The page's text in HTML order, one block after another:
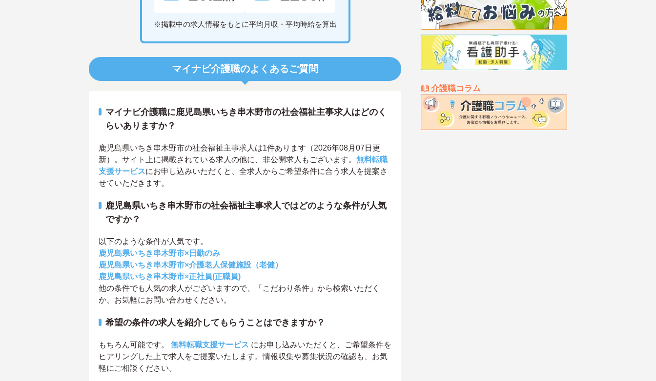
介護職コラム
※掲載中の求人情報をもとに平均月収・平均時給を算出
マイナビ介護職のよくあるご質問
マイナビ介護職に鹿児島県いちき串木野市の社会福祉主事求人はどのく
らいありますか？
鹿児島県いちき串木野市の社会福祉主事求人は1件あります（2026年08月07日更
新）。サイト上に掲載されている求人の他に、非公開求人もございます。 無料転職
支援サービスにお申し込みいただくと、全求人からご希望条件に合う求人を提案さ
せていただきます。
鹿児島県いちき串木野市の社会福祉主事求人ではどのような条件が人気
ですか？
以下のような条件が人気です。
鹿児島県いちき串木野市×日勤のみ
鹿児島県いちき串木野市×介護老人保健施設（老健）
鹿児島県いちき串木野市×正社員(正職員)
他の条件でも人気の求人がございますので、「こだわり条件」から検索いただく
か、お気軽にお問い合わせください。
希望の条件の求人を紹介してもらうことはできますか？
もちろん可能です。 無料転職支援サービス にお申し込みいただくと、ご希望条件を
ヒアリングした上で求人をご提案いたします。情報収集や募集状況の確認も、お気
軽にご相談ください。